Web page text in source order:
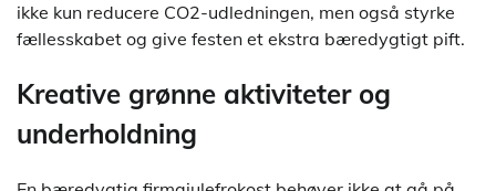
ikke kun reducere CO2-udledningen, men også styrke
fællesskabet og give festen et ekstra bæredygtigt pift.
Kreative grønne aktiviteter og
underholdning